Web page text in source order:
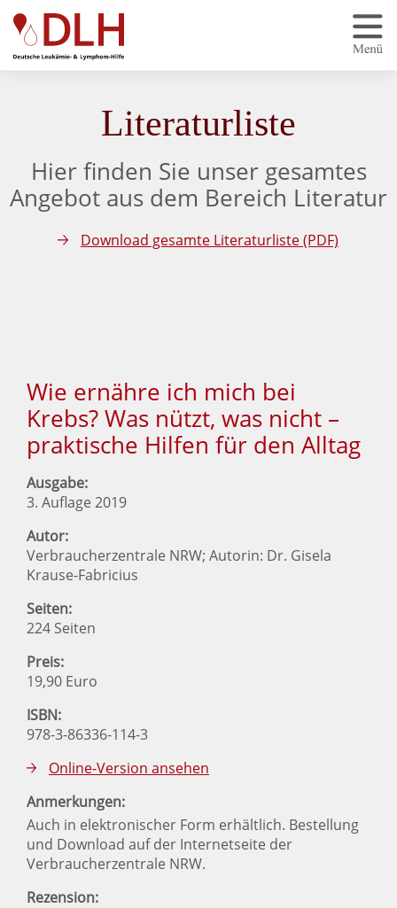
Zum Hauptinhalt springen
Literaturliste
Hier finden Sie unser gesamtes
Angebot aus dem Bereich Literatur
Download gesamte Literaturliste (PDF)
Wie ernähre ich mich bei
Krebs? Was nützt, was nicht –
praktische Hilfen für den Alltag
Ausgabe:
3. Auflage 2019
Autor:
Verbraucherzentrale NRW; Autorin: Dr. Gisela
Krause-Fabricius
Seiten:
224 Seiten
Preis:
19,90 Euro
ISBN:
978-3-86336-114-3
Online-Version ansehen
Anmerkungen:
Auch in elektronischer Form erhältlich. Bestellung
und Download auf der Internetseite der
Verbraucherzentrale NRW.
Rezension: